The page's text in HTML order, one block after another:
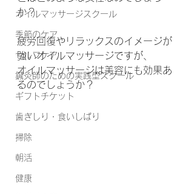
オイルマッサージスクール
季節のケア
セルフケア
鍼灸師のための実践型スクール
ギフトチケット
歯ぎしり・食いしばり
掃除
朝活
健康
か？
疲労回復やリラックスのイメージが
強いオイルマッサージですが、
オイルマッサージは美容にも効果あ
るのでしょうか？